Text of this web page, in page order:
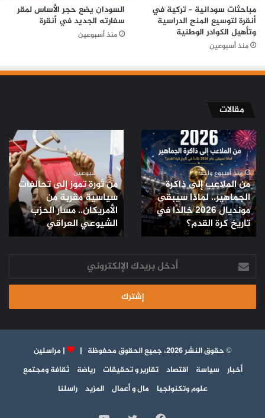
مباحثات سودانية – تركية في
أنقرة لتوسيع المنح الدراسية
وتأهيل الكوادر الوطنية
منذ أسبوعين
السودان يضع حجر الأساس لمقر
سفارته الجديد في أنقرة
منذ أسبوعين
مقالات
من
الملاعب
إلى
ذاكرة
الجماهير..
لماذا
سيبقى
مونديال
2026
في
تاريخ
كرة
منذ أسبوع واحد
من الملاعب إلى ذاكرة
الجماهير.. لماذا سيبقى
مونديال 2026 خالدًا في
تاريخ كرة القدم؟
ثورة
تموز
إلى
تحالفات
سياسية
مقربة
من
الأمريكان..
الحزب
الشيوعي
العراقي
منذ أسبوعين
من ثورة تموز إلى تحالفات
سياسية مقربة من
الأمريكان.. مسار الحزب
الشيوعي العراقي
أدخل
بريدك
الإلكتروني
© حقوق النشر 2026، جميع الحقوق محفوظة | |مراسلين
أخبار
سياسة اقتصاد تقارير و تحقيقات رياضة
ثقافة ومجتمع
علوم وتكنولجيا
مال و أعمال المزيد راسلنا